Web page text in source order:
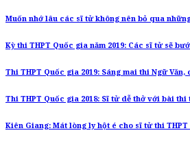
Muốn nhớ lâu các sĩ tử không nên bỏ qua
Kỳ thi THPT Quốc gia năm 2019: Các sĩ tử sẽ
Thi THPT Quốc gia 2019: Sáng mai thi Ngữ
Thi THPT Quốc gia 2018: Sĩ tử dễ thở với bài
Kiên Giang: Mát lòng ly hột é cho sĩ tử thi THPT